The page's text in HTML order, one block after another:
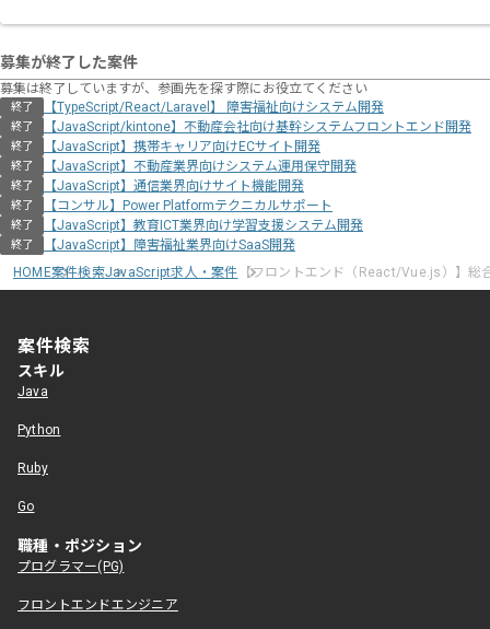
募集が終了した案件
募集は終了していますが、参画先を探す際にお役立てください
終了 【TypeScript/React/Laravel】 障害福祉向けシステム開発
終了 【JavaScript/kintone】不動産会社向け基幹システムフロントエンド開発
終了 【JavaScript】携帯キャリア向けECサイト開発
終了 【JavaScript】不動産業界向けシステム運用保守開発
終了 【JavaScript】通信業界向けサイト機能開発
終了 【コンサル】Power Platformテクニカルサポート
終了 【JavaScript】教育ICT業界向け学習支援システム開発
終了
【JavaScript】障害福祉業界向けSaaS開発
HOME案件検索JavaScript求人・案件 【フロントエンド（React/Vue.js）】総
案件検索
スキル
Java
Python
Ruby
Go
職種・ポジション
プログラマー(PG)
フロントエンドエンジニア